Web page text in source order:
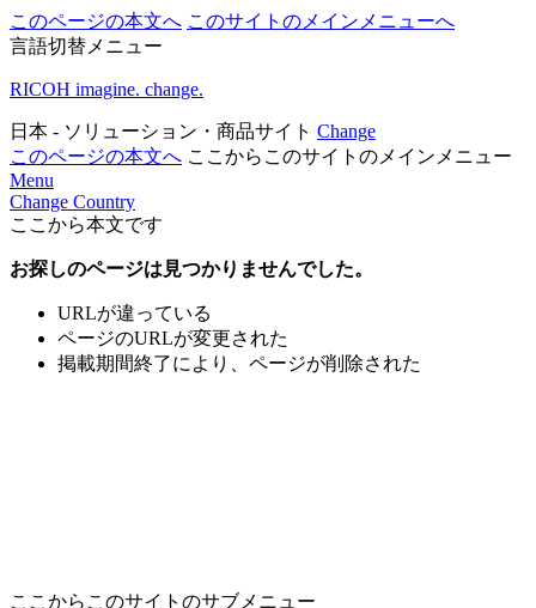
このページの本文へ このサイトのメインメニューへ
言語切替メニュー
RICOH imagine. change.
日本 - ソリューション・商品サイト Change
このページの本文へ ここからこのサイトのメインメニュー
Menu
Change Country
ここから本文です
お探しのページは見つかりませんでした。
URLが違っている
ページのURLが変更された
掲載期間終了により、ページが削除された
ここからこのサイトのサブメニュー